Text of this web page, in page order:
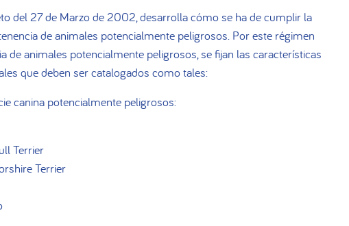
del 27 de Marzo de 2002, desarrolla cómo se ha de cumplir la
de animales potencialmente peligrosos. Por este régimen
de animales potencialmente peligrosos, se fijan las características
que deben ser catalogados como tales:
canina potencialmente peligrosos:
Terrier
Terrier